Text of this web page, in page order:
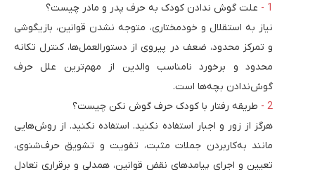
علت گوش ندادن کودک به حرف پدر و مادر چیست؟
نیاز به استقلال و خودمختاری، متوجه نشدن قوانین، بازیگوشی
و تمرکز محدود، ضعف در پیروی از دستورالعمل‌ها، کنترل تکانه
محدود و برخورد نامناسب والدین از مهم‌ترین علل حرف
گوش‌ندادن بچه‌ها است.
طریقه رفتار با کودک حرف گوش‌ نکن چیست؟
هرگز از زور و اجبار استفاده نکنید. استفاده نکنید. از روش‌هایی
مانند به‌کاربردن جملات مثبت، تقویت و تشویق حرف‌شنوی،
تعیین و اجرای پیامدهای نقض قوانین، همدلی و برقراری تعادل